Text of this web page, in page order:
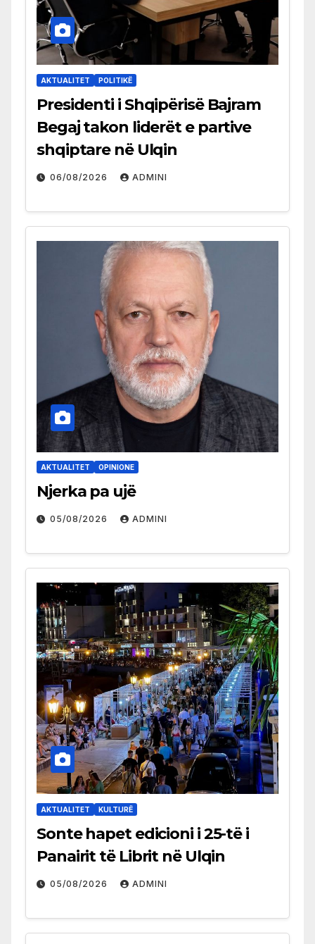
AKTUALITET POLITIKË
Presidenti i Shqipërisë Bajram
Begaj takon liderët e partive
shqiptare në Ulqin
06/08/2026 ADMINI
AKTUALITET OPINIONE
Njerka pa ujë
05/08/2026 ADMINI
AKTUALITET KULTURË
Sonte hapet edicioni i 25-të i
Panairit të Librit në Ulqin
05/08/2026 ADMINI